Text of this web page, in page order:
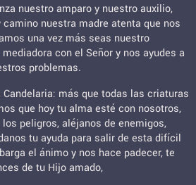
nuestro amparo y nuestro auxilio,
nuestra madre atenta que nos
una vez más seas nuestro
con el Señor y nos ayudes a
problemas.
más que todas las criaturas
que hoy tu alma esté con nosotros,
peligros, aléjanos de enemigos,
tu ayuda para salir de esta difícil
el ánimo y nos hace padecer, te
de tu Hijo amado,